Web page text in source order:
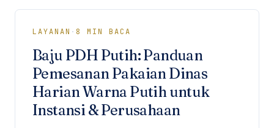
LAYANAN · 8 MIN BACA
Baju PDH Putih: Panduan
Pemesanan Pakaian Dinas
Harian Warna Putih untuk
Instansi & Perusahaan